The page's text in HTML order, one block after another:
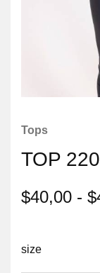
Tops
TOP
$40,00 - $
size